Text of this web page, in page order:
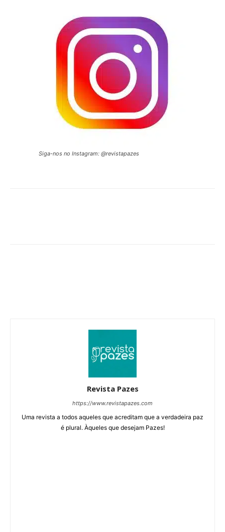
Siga-nos no Instagram: @revistapazes
Revista Pazes
https://www.revistapazes.com
Uma revista a todos aqueles que acreditam que a verdadeira paz
é plural. Àqueles que desejam Pazes!